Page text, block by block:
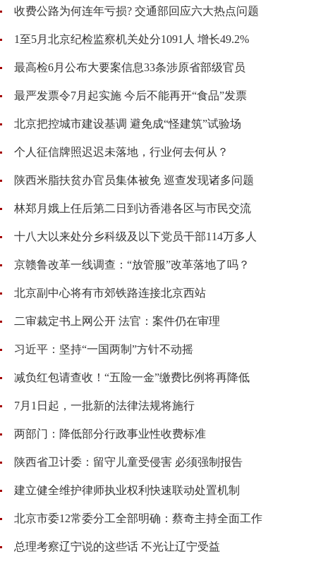
收费公路为何连年亏损? 交通部回应六大热点问题
1至5月北京纪检监察机关处分1091人 增长49.2%
最高检6月公布大要案信息33条涉原省部级官员
最严发票令7月起实施 今后不能再开“食品”发票
北京把控城市建设基调 避免成“怪建筑”试验场
个人征信牌照迟迟未落地，行业何去何从？
陕西米脂扶贫办官员集体被免 巡查发现诸多问题
林郑月娥上任后第二日到访香港各区与市民交流
十八大以来处分乡科级及以下党员干部114万多人
京赣鲁改革一线调查：“放管服”改革落地了吗？
北京副中心将有市郊铁路连接北京西站
二审裁定书上网公开 法官：案件仍在审理
习近平：坚持“一国两制”方针不动摇
减负红包请查收！“五险一金”缴费比例将再降低
7月1日起，一批新的法律法规将施行
两部门：降低部分行政事业性收费标准
陕西省卫计委：留守儿童受侵害 必须强制报告
建立健全维护律师执业权利快速联动处置机制
北京市委12常委分工全部明确：蔡奇主持全面工作
总理考察辽宁说的这些话 不光让辽宁受益